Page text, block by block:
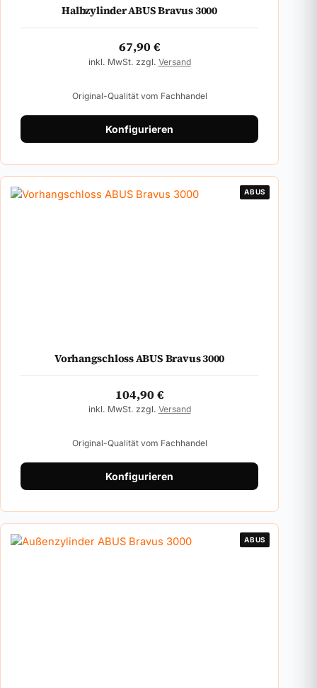
Halbzylinder ABUS Bravus 3000
67,90€
inkl. MwSt. zzgl. Versand
Original-Qualität vom Fachhandel
Konfigurieren
ABUS
Vorhangschloss ABUS Bravus 3000
104,90€
inkl. MwSt. zzgl. Versand
Original-Qualität vom Fachhandel
Konfigurieren
ABUS